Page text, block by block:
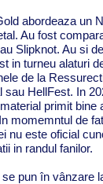
abordeaza un
Au fost
Slipknot. Au si
in turneu alaturi
de la
sau HellFest. In
primit bine
momemntul de
nu este oficial
in randul fanilor.
sepunîn vânzare